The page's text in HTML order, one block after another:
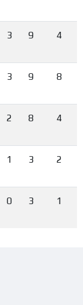
3 9 4
3 9 8
2 8 4
1 3 2
0 3 1